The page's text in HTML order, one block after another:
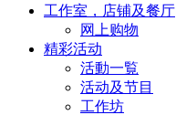
工作室，店铺及餐厅
网上购物
精彩活动
活動一覧
活动及节目
工作坊